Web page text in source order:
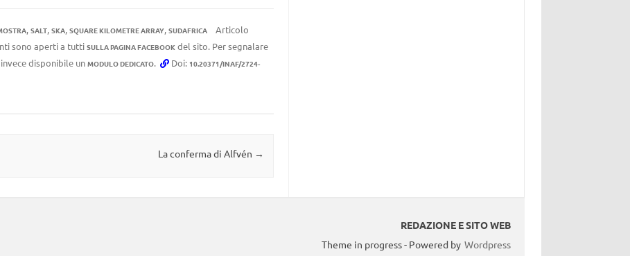
, SALT, SKA, SQUARE KILOMETRE ARRAY, SUDAFRICA
Articolo
sono aperti a tuttiSULLA PAGINA FACEBOOKdel sito. Per segnalare
disponibile un MODULO DEDICATO. Doi: 10.20371/INAF/2724-
La conferma di Alfvén →
REDAZIONE E SITO WEB
Theme in progress - Powered by Wordpress